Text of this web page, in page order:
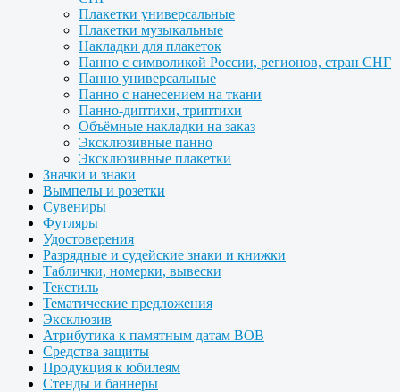
Плакетки универсальные
Плакетки музыкальные
Накладки для плакеток
Панно с символикой России, регионов, стран СНГ
Панно универсальные
Панно с нанесением на ткани
Панно-диптихи, триптихи
Объёмные накладки на заказ
Эксклюзивные панно
Эксклюзивные плакетки
Значки и знаки
Вымпелы и розетки
Сувениры
Футляры
Удостоверения
Разрядные и судейские знаки и книжки
Таблички, номерки, вывески
Текстиль
Тематические предложения
Эксклюзив
Атрибутика к памятным датам ВОВ
Средства защиты
Продукция к юбилеям
Стенды и баннеры